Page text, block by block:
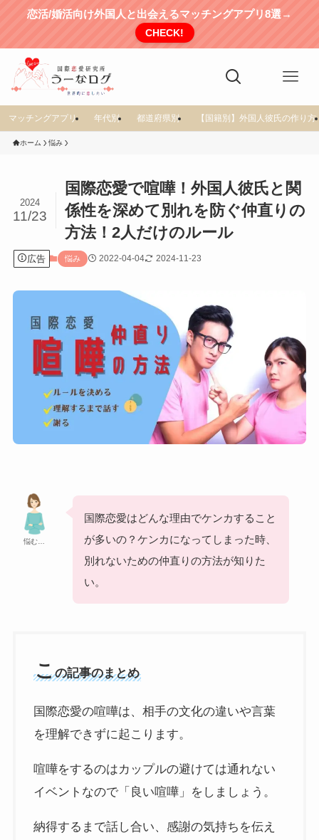
恋活/婚活向け外国人と出会えるマッチングアプリ8選→
CHECK!
マッチングアプリ 年代別 都道府県別 【国籍別】外国人彼氏の作り方
ホーム 悩み
国際恋愛で喧嘩！外国人彼氏と関
係性を深めて別れを防ぐ仲直りの
方法！2人だけのルール
2024
11/23
広告 悩み 2022-04-04 2024-11-23
悩む…
国際恋愛はどんな理由でケンカすること
が多いの？ケンカになってしまった時、
別れないための仲直りの方法が知りた
い。
この記事のまとめ
国際恋愛の喧嘩は、相手の文化の違いや言葉
を理解できずに起こります。
喧嘩をするのはカップルの避けては通れない
イベントなので「良い喧嘩」をしましょう。
納得するまで話し合い、感謝の気持ちを伝え